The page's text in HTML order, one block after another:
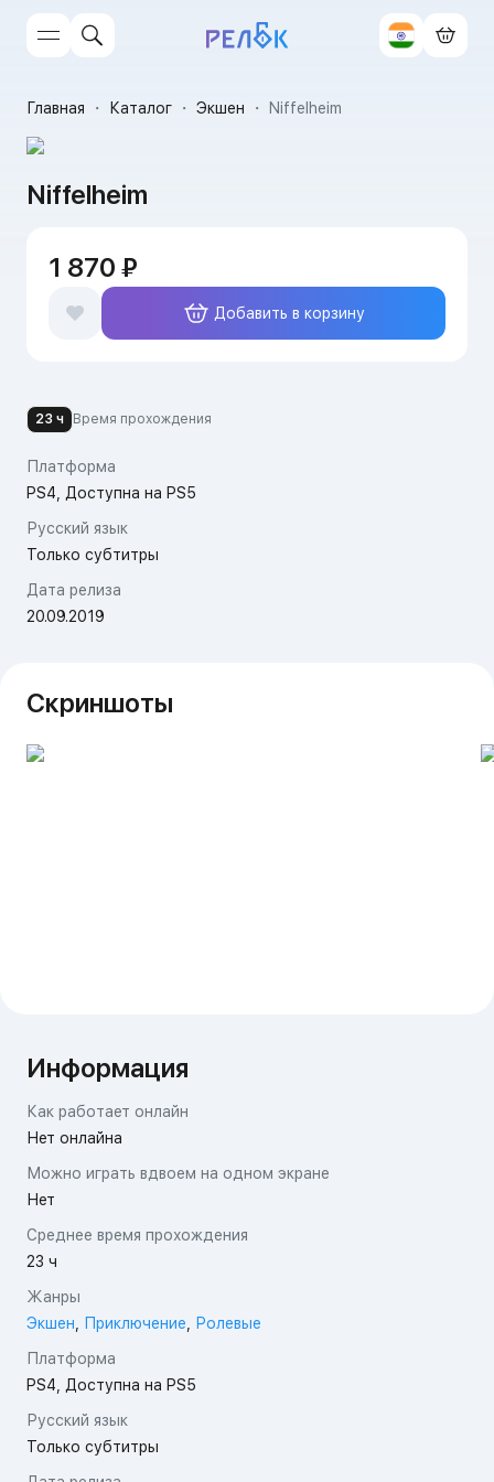
Главная ・ Каталог ・ Экшен ・ Niffelheim
Niffelheim
23 ч Время прохождения
Платформа
PS4, Доступна на PS5
Русский язык
Только субтитры
Дата релиза
20.09.2019
1 870 ₽
Добавить в корзину
Скриншоты
Информация
Как работает онлайн
Нет онлайна
Платформа
PS4, Доступна на PS5
Можно играть вдвоем на одном экране
Нет
Русский язык
Только субтитры
Среднее время прохождения
23 ч
Жанры
Экшен
Приключение Ролевые